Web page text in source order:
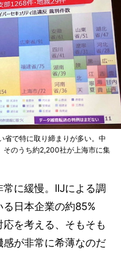
省で特に取り締まりが多い。中
そのうち約2,200社が上海市に集
に緩慢。IIJによる調
日本企業の約85%
を考える、そもそも
が非常に希薄なのだ